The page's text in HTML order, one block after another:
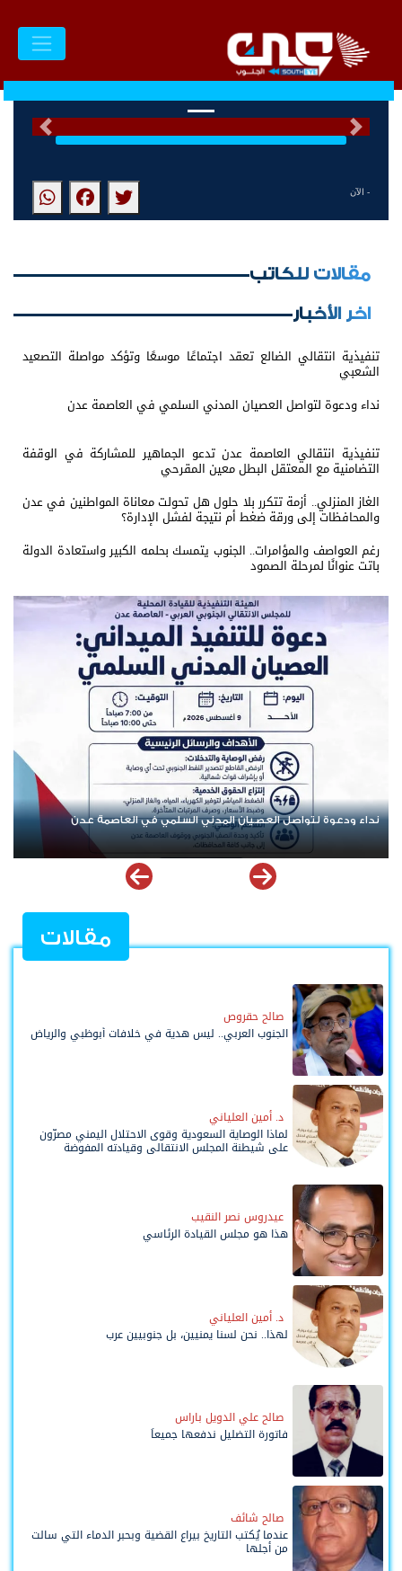
التالى السابق
- الآن
مقالات للكاتب
اخر الأخبار
تنفيذية انتقالي الضالع تعقد اجتماعًا موسعًا وتؤكد مواصلة التصعيد
الشعبي
نداء ودعوة لتواصل العصيان المدني السلمي في العاصمة عدن
تنفيذية انتقالي العاصمة عدن تدعو الجماهير للمشاركة في الوقفة
التضامنية مع المعتقل البطل معين المقرحي
الغاز المنزلي.. أزمة تتكرر بلا حلول هل تحولت معاناة المواطنين في عدن
والمحافظات إلى ورقة ضغط أم نتيجة لفشل الإدارة؟
رغم العواصف والمؤامرات.. الجنوب يتمسك بحلمه الكبير واستعادة الدولة
باتت عنوانًا لمرحلة الصمود
نداء ودعوة لتواصل العصيان المدني السلمي في العاصمة عدن
مقالات
صالح حقروص
الجنوب العربي.. ليس هدية في خلافات أبوظبي والرياض
د. أمين العلياني
لماذا الوصاية السعودية وقوى الاحتلال اليمني مصرّون
على شيطنة المجلس الانتقالي وقيادته المفوضة
وحواضنه الشعبية؟
عيدروس نصر النقيب
هذا هو مجلس القيادة الرئاسي
د. أمين العلياني
لهذا.. نحن لسنا يمنيين، بل جنوبيين عرب
صالح علي الدويل باراس
فاتورة التضليل ندفعها جميعاً
صالح شائف
عندما يُكتب التاريخ بيراع القضية وبحبر الدماء التي سالت
من أجلها